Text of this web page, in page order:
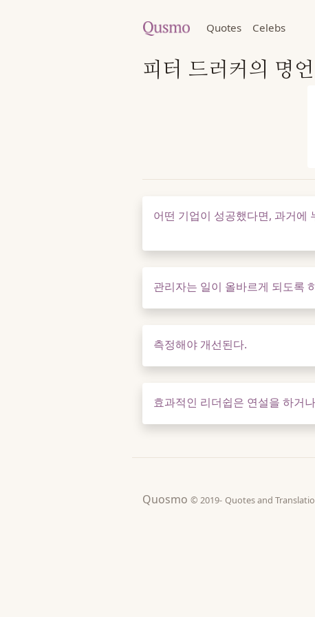
Quotes Celebs
피터 드러커의 명언
어떤 기업이 성공했다면, 과거에
관리자는 일이 올바르게 되도록
측정해야 개선된다.
효과적인 리더쉽은 연설을 하거
Quosmo © 2019- Quotes and